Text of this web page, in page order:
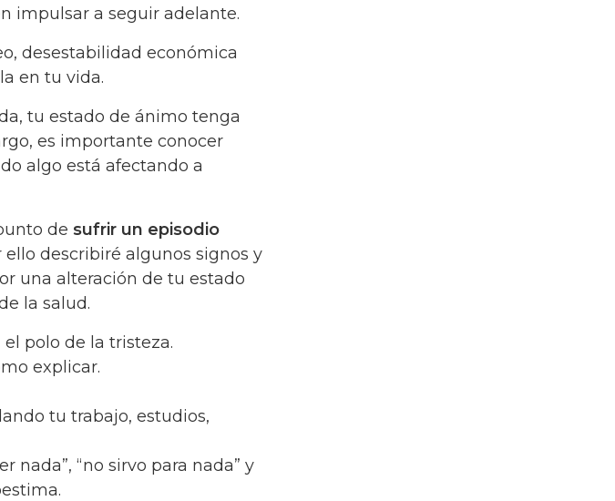
impulsar a seguir adelante.
desestabilidad económica
en tu vida.
tu estado de ánimo tenga
es importante conocer
algo está afectando a
de sufrir un episodio
ello describiré algunos signos y
una alteración de tu estado
la salud.
polo de la tristeza.
explicar.
tu trabajo, estudios,
nada”, “no sirvo para nada” y